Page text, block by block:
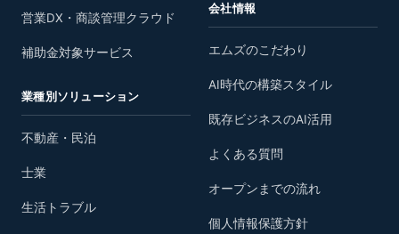
営業DX・商談管理クラウド
補助金対象サービス
業種別ソリューション
不動産・民泊
士業
生活トラブル
会社情報
エムズのこだわり
AI時代の構築スタイル
既存ビジネスのAI活用
よくある質問
オープンまでの流れ
個人情報保護方針